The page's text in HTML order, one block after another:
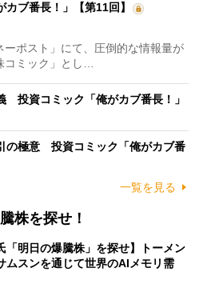
カブ番長！」【第11回】
ポスト」にて、圧倒的な情報量が
コミック」とし…
投資コミック「俺がカブ番長！」
の極意 投資コミック「俺がカブ番
一覧を見る
株を探せ！
「明日の爆騰株」を探せ】トーメン
ムスンを通じて世界のAIメモリ需